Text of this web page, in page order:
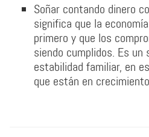
Soñar contando dinero
significa que la
primero y que los
siendo cumplidos. Es un
estabilidad familiar, en
que están en